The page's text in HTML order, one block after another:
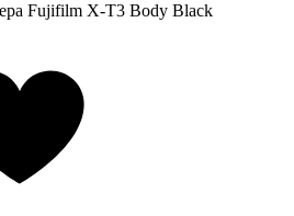
Fujifilm X-T3 Body Black